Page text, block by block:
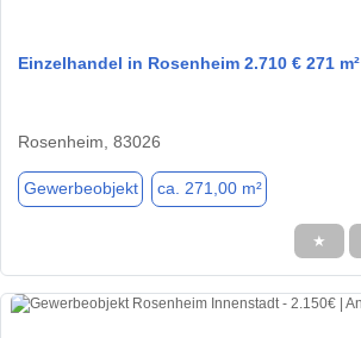
Einzelhandel in Rosenheim 2.710 € 271 m²
Rosenheim, 83026
Gewerbeobjekt ca. 271,00 m²
★